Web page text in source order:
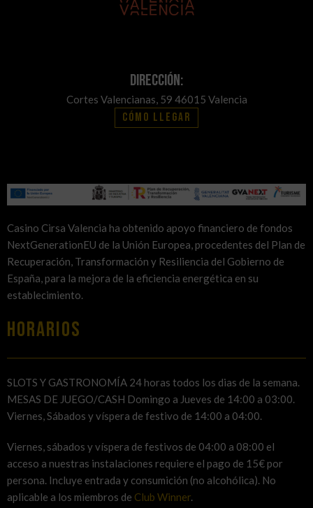
Dirección:
Cortes Valencianas, 59 46015 Valencia
Cómo llegar
Casino Cirsa Valencia ha obtenido apoyo financiero de fondos
NextGenerationEU de la Unión Europea, procedentes del Plan de
Recuperación, Transformación y Resiliencia del Gobierno de
España, para la mejora de la eficiencia energética en su
establecimiento.
HORARIOS
SLOTS Y GASTRONOMÍA 24 horas todos los dias de la semana.
MESAS DE JUEGO/CASH Domingo a Jueves de 14:00 a 03:00.
Viernes, Sábados y víspera de festivo de 14:00 a 04:00.
Viernes, sábados y víspera de festivos de 04:00 a 08:00 el
acceso a nuestras instalaciones requiere el pago de 15€ por
persona. Incluye entrada y consumición (no alcohólica). No
aplicable a los miembros de Club Winner.